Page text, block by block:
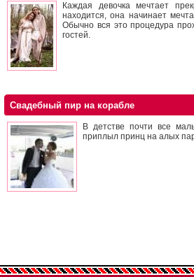
Каждая девочка мечтает
находится, она начинает
Обычно вся это процедура
гостей.
Свадебный пир на корабле
В детстве почти все
приплыл принц на алых